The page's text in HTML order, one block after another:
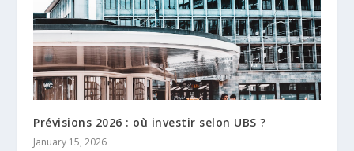
Prévisions 2026 : où investir selon UBS ?
January 15, 2026